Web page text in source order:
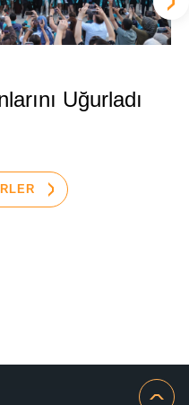
Uğurladı